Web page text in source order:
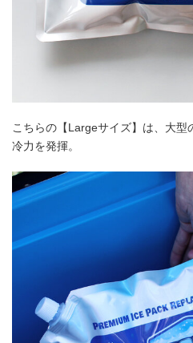
こちらの【Largeサイズ】は、大型
冷力を発揮。